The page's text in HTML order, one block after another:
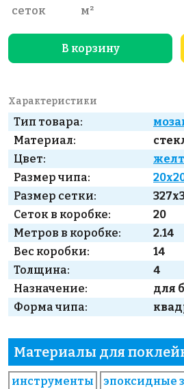
сеток м²
В корзину
Характеристики
Тип товара:
Материал:
Цвет:
Размер чипа:
Размер сетки:
Сеток в коробке:
20
Метров в коробке:
2.14
Вес коробки:
14
Толщина:
4
Назначение:
для
Форма чипа:
Материалы для
инструменты эпоксидные